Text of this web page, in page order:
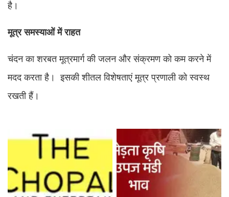
है।
मूत्र समस्याओं में राहत
चंदन का शरबत मूत्रमार्ग की जलन और संक्रमण को कम करने में
मदद करता है। इसकी शीतल विशेषताएं मूत्र प्रणाली को स्वस्थ
रखती हैं।